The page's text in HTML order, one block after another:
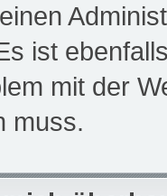
ist
mit der
muss.